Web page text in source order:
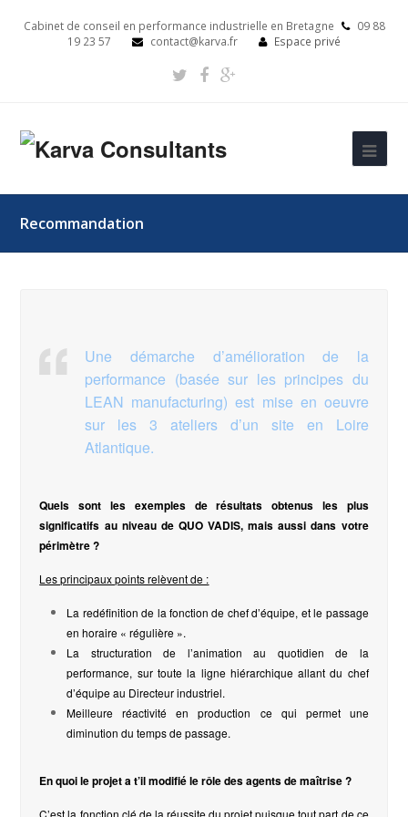
Cabinet de conseil en performance industrielle en Bretagne
09 88
19 23 57
contact@karva.fr Espace privé
Recommandation
Une démarche d’amélioration de la
performance (basée sur les principes du
LEAN manufacturing) est mise en oeuvre
sur les 3 ateliers d’un site en Loire
Atlantique.
Quels sont les exemples de résultats obtenus les plus
significatifs au niveau de QUO VADIS, mais aussi dans votre
périmètre ?
Les principaux points relèvent de :
La redéfinition de la fonction de chef d’équipe, et le passage
en horaire « régulière ».
La structuration de l’animation au quotidien de la
performance, sur toute la ligne hiérarchique allant du chef
d’équipe au Directeur industriel.
Meilleure réactivité en production ce qui permet une
diminution du temps de passage.
En quoi le projet a t’il modifié le rôle des agents de maîtrise ?
C’est la fonction clé de la réussite du projet puisque tout part de ce